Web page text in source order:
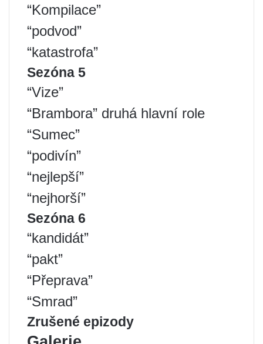
“Kompilace”
“podvod”
“katastrofa”
Sezóna 5
“Vize”
“Brambora” druhá hlavní role
“Sumec”
“podivín”
“nejlepší”
“nejhorší”
Sezóna 6
“kandidát”
“pakt”
“Přeprava”
“Smrad”
Zrušené epizody